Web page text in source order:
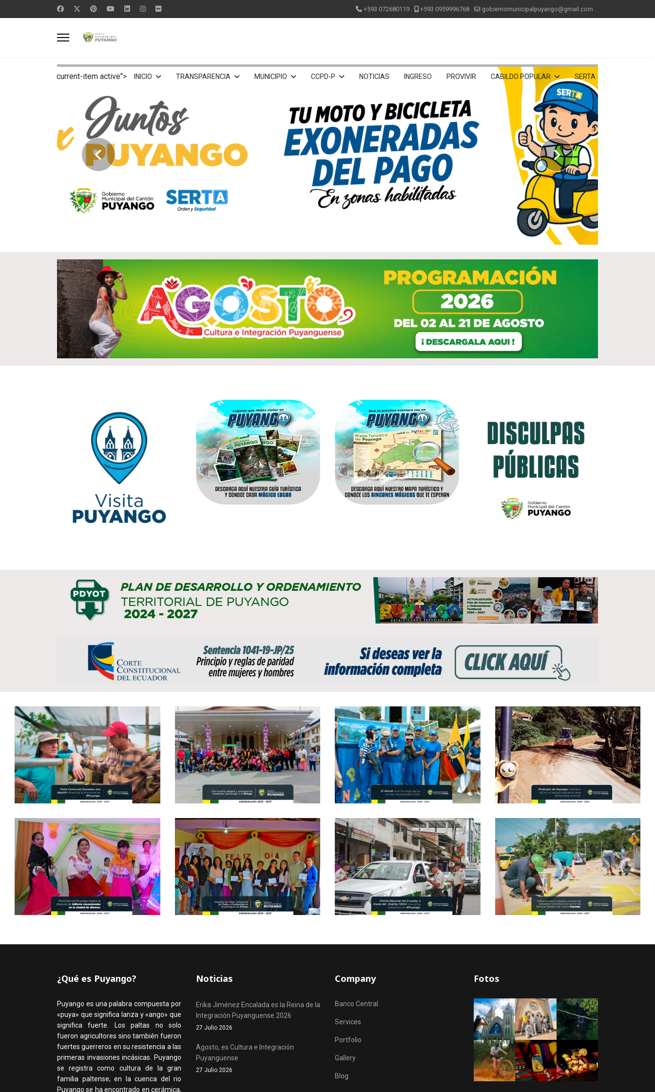
+593 072680119 +593 0959996768 gobiernomunicipalpuyango@gmail.com
current-item active"> INICIO TRANSPARENCIA MUNICIPIO CCPD-P NOTICIAS INGRESO PROVIVIR CABILDO POPULAR SERTA
¿Qué es Puyango?
Puyango es una palabra compuesta por
«puya» que significa lanza y «ango» que
significa fuerte. Los paltas no solo
fueron agricultores sino también fueron
fuertes guerreros en su resistencia a las
primeras invasiones incásicas. Puyango
se registra como cultura de la gran
familia paltense; en la cuenca del rio
Puyango se ha encontrado en cerámica,
Noticias
Erika Jiménez Encalada es la Reina de la
Integración Puyanguense 2026
27 Julio 2026
Agosto, es Cultura e Integración
Puyanguense
27 Julio 2026
Company
Banco Central
Services
Portfolio
Gallery
Blog
Fotos